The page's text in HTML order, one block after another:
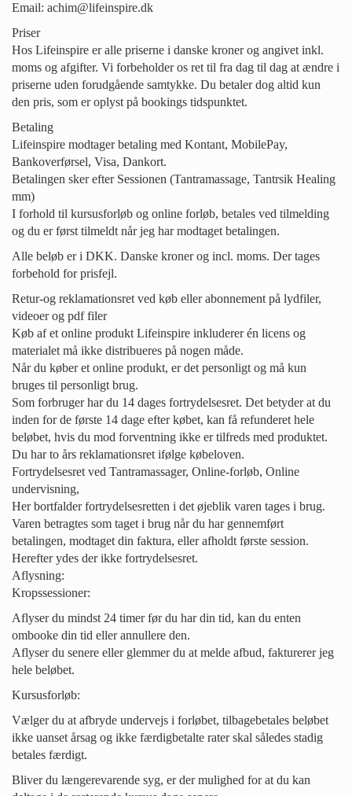
Email: achim@lifeinspire.dk
Priser
Hos Lifeinspire er alle priserne i danske kroner og angivet inkl.
moms og afgifter. Vi forbeholder os ret til fra dag til dag at ændre i
priserne uden forudgående samtykke. Du betaler dog altid kun
den pris, som er oplyst på bookings tidspunktet.
Betaling
Lifeinspire modtager betaling med Kontant, MobilePay,
Bankoverførsel, Visa, Dankort.
Betalingen sker efter Sessionen (Tantramassage, Tantrsik Healing
mm)
I forhold til kursusforløb og online forløb, betales ved tilmelding
og du er først tilmeldt når jeg har modtaget betalingen.
Alle beløb er i DKK. Danske kroner og incl. moms. Der tages
forbehold for prisfejl.
Retur-og reklamationsret ved køb eller abonnement på lydfiler,
videoer og pdf filer
Køb af et online produkt Lifeinspire inkluderer én licens og
materialet må ikke distribueres på nogen måde.
Når du køber et online produkt, er det personligt og må kun
bruges til personligt brug.
Som forbruger har du 14 dages fortrydelsesret. Det betyder at du
inden for de første 14 dage efter købet, kan få refunderet hele
beløbet, hvis du mod forventning ikke er tilfreds med produktet.
Du har to års reklamationsret ifølge købeloven.
Fortrydelsesret ved Tantramassager, Online-forløb, Online
undervisning,
Her bortfalder fortrydelsesretten i det øjeblik varen tages i brug.
Varen betragtes som taget i brug når du har gennemført
betalingen, modtaget din faktura, eller afholdt første session.
Herefter ydes der ikke fortrydelsesret.
Aflysning:
Kropssessioner:
Aflyser du mindst 24 timer før du har din tid, kan du enten
ombooke din tid eller annullere den.
Aflyser du senere eller glemmer du at melde afbud, fakturerer jeg
hele beløbet.
Kursusforløb:
Vælger du at afbryde undervejs i forløbet, tilbagebetales beløbet
ikke uanset årsag og ikke færdigbetalte rater skal således stadig
betales færdigt.
Bliver du længerevarende syg, er der mulighed for at du kan